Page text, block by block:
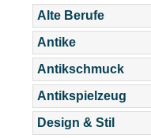
Alte Berufe
Antike
Antikschmuck
Antikspielzeug
Design & Stil